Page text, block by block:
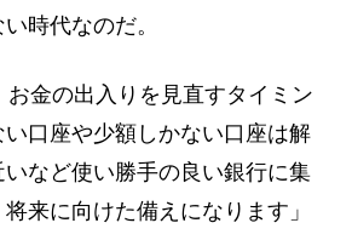
時代なのだ。
お金の出入りを見直すタイミン
口座や少額しかない口座は解
など使い勝手の良い銀行に集
来に向けた備えになります」